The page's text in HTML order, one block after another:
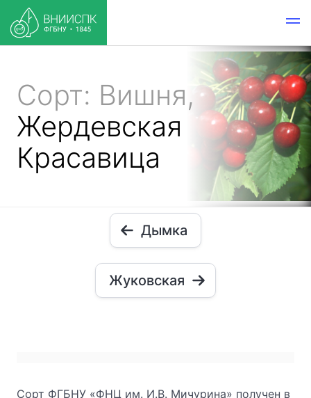
Сорт: Вишня,
Жердевская
Красавица
Дымка
Жуковская
Сорт ФГБНУ «ФНЦ им. И.В. Мичурина» получен в